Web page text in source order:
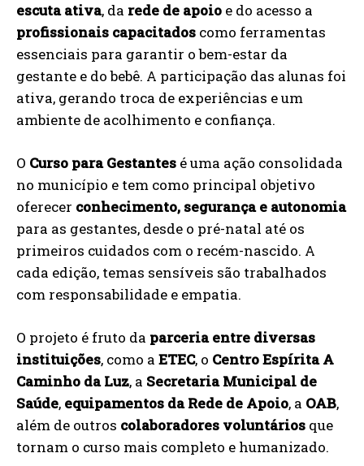
escuta ativa, da rede de apoio e do acesso a
profissionais capacitados como ferramentas
essenciais para garantir o bem-estar da
gestante e do bebê. A participação das alunas foi
ativa, gerando troca de experiências e um
ambiente de acolhimento e confiança.
O Curso para Gestantes é uma ação consolidada
no município e tem como principal objetivo
oferecer conhecimento, segurança e autonomia
para as gestantes, desde o pré-natal até os
primeiros cuidados com o recém-nascido. A
cada edição, temas sensíveis são trabalhados
com responsabilidade e empatia.
O projeto é fruto da parceria entre diversas
instituições, como a ETEC, o Centro Espírita A
Caminho da Luz, a Secretaria Municipal de
Saúde, equipamentos da Rede de Apoio, a OAB,
além de outros colaboradores voluntários que
tornam o curso mais completo e humanizado.